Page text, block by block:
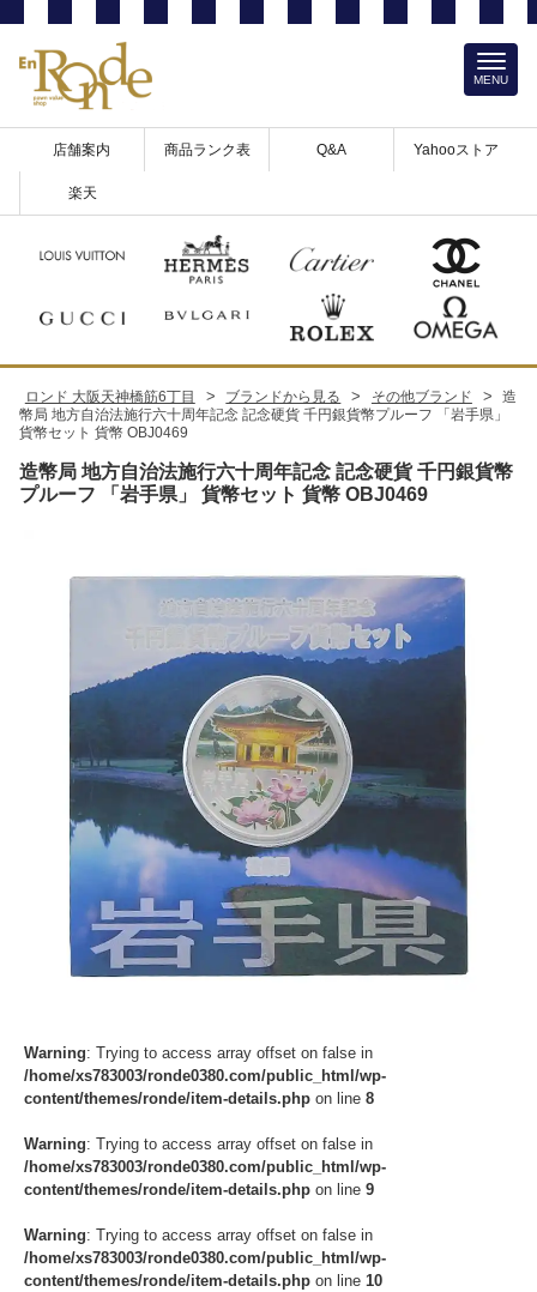
店舗案内 商品ランク表 Q&A Yahooストア
楽天
MENU
ロンド 大阪天神橋筋6丁目 > ブランドから見る > その他ブランド >
造
幣局 地方自治法施行六十周年記念 記念硬貨 千円銀貨幣プルーフ 「岩手県」
貨幣セット 貨幣 OBJ0469
造幣局 地方自治法施行六十周年記念 記念硬貨 千円銀貨幣
プルーフ 「岩手県」 貨幣セット 貨幣 OBJ0469
Warning: Trying to access array offset on false in
/home/xs783003/ronde0380.com/public_html/wp-
content/themes/ronde/item-details.php on line 8
Warning: Trying to access array offset on false in
/home/xs783003/ronde0380.com/public_html/wp-
content/themes/ronde/item-details.php on line 9
Warning: Trying to access array offset on false in
/home/xs783003/ronde0380.com/public_html/wp-
content/themes/ronde/item-details.php on line 10